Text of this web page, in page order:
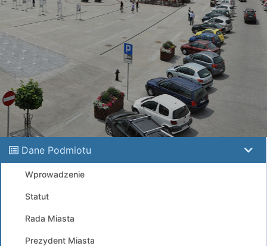
Dane Podmiotu
Wprowadzenie
Statut
Rada Miasta
Prezydent Miasta